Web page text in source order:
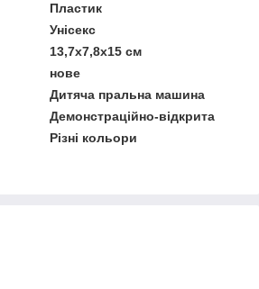
Пластик
Унісекс
13,7х7,8х15 см
нове
Дитяча пральна машина
Демонстраційно-відкрита
Різні кольори